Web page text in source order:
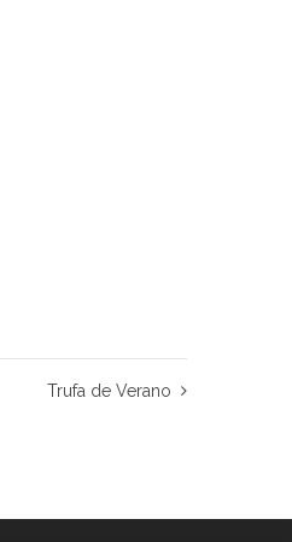
Trufa de Verano